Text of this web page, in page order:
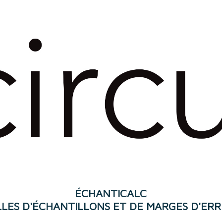
ÉCHANTICALC
D'ÉCHANTILLONS ET DE MARGES